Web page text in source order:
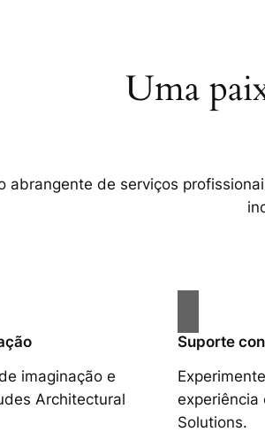
Uma
abrangente de serviços
imaginação e
Architectural
Suporte
experiência
Solutions.